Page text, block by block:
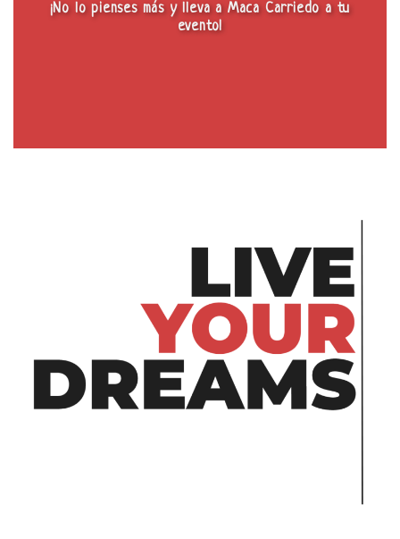
¡No lo pienses más y lleva a Maca Carriedo a tu
evento!